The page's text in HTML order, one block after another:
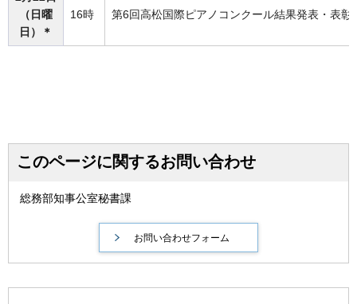
（日曜
日）＊
16時 第6回高松国際ピアノコンクール結果発表・表彰
このページに関するお問い合わせ
総務部知事公室秘書課